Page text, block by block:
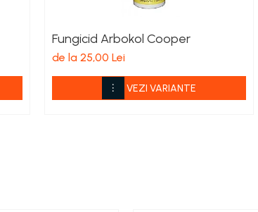
Fungicid Arbokol Cooper
de la 25,00 Lei
VEZI VARIANTE